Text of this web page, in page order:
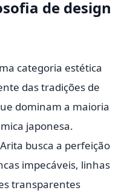
de design
categoria estética
das tradições de
dominam a maioria
japonesa.
busca a perfeição
impecáveis, linhas
transparentes